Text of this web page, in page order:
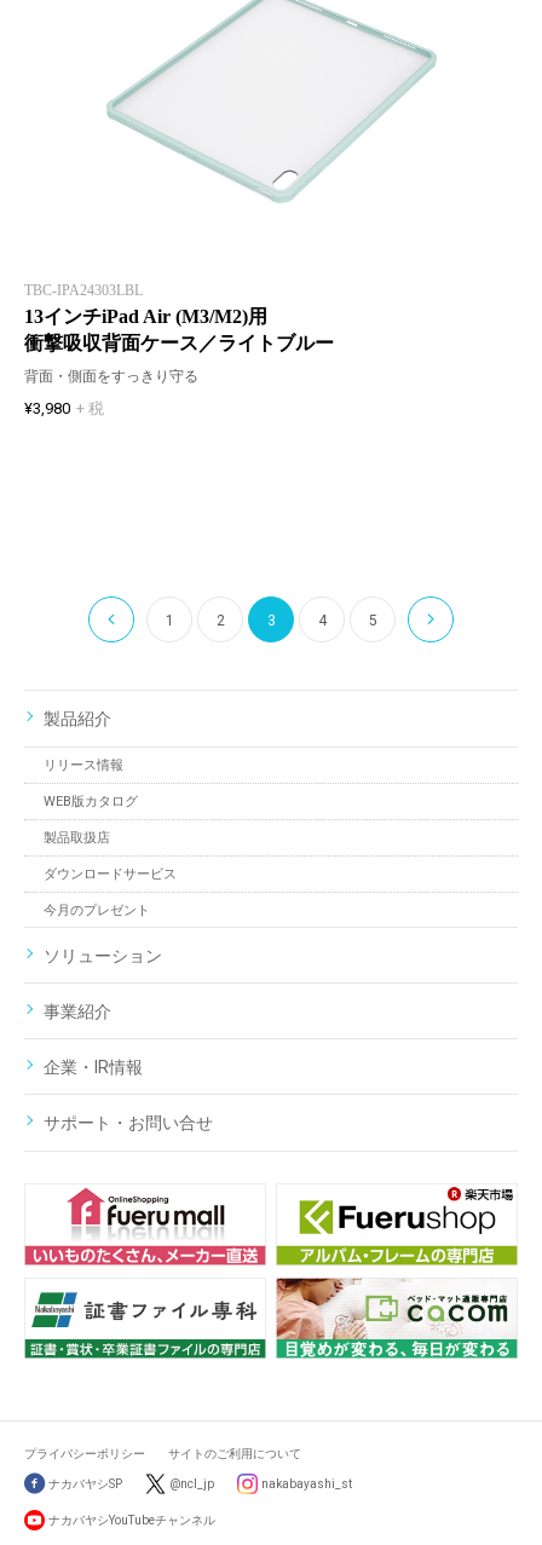
TBC-IPA24303LBL
13インチiPad Air (M3/M2)用
衝撃吸収背面ケース／ライトブルー
背面・側面をすっきり守る
¥3,980 + 税
1 2 3 4 5
製品紹介
リリース情報
WEB版カタログ
製品取扱店
ダウンロードサービス
今月のプレゼント
ソリューション
事業紹介
企業・IR情報
サポート・お問い合せ
プライバシーポリシー サイトのご利用について
ナカバヤシSP @ncl_jp nakabayashi_st
ナカバヤシYouTubeチャンネル